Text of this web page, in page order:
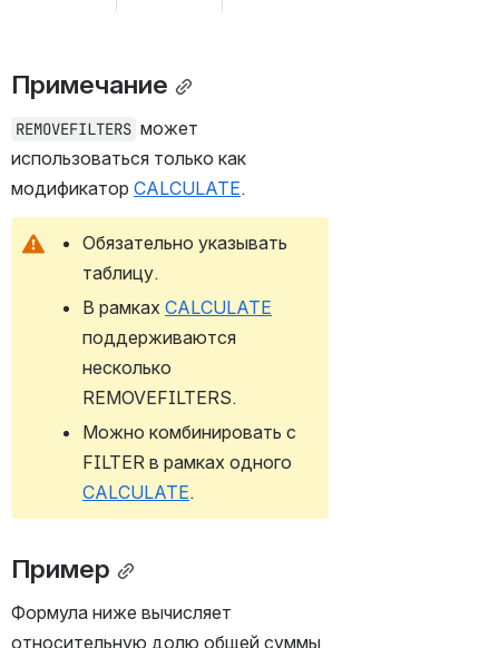
Примечание
REMOVEFILTERS может
использоваться только как
модификатор CALCULATE.
Обязательно указывать
таблицу.
В рамках CALCULATE
поддерживаются
несколько
REMOVEFILTERS.
Можно комбинировать с
CALCULATE.
Пример
Формула ниже вычисляет
относительную долю общей суммы